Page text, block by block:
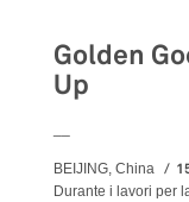
Golden
Up
BEIJING, China
Durante i lavori per